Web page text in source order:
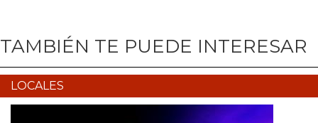
TAMBIÉN TE PUEDE INTERESAR
LOCALES